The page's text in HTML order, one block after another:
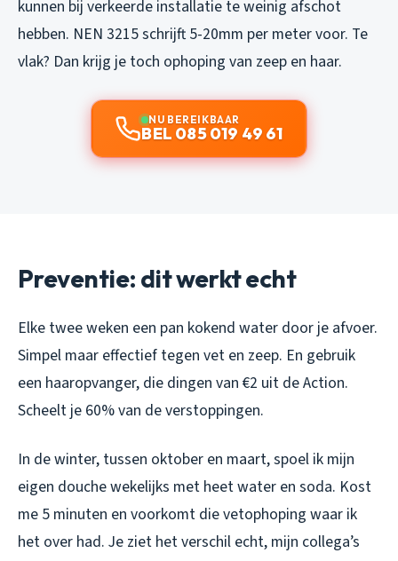
kunnen bij verkeerde installatie te weinig afschot
hebben. NEN 3215 schrijft 5-20mm per meter voor. Te
vlak? Dan krijg je toch ophoping van zeep en haar.
NU BEREIKBAAR
BEL 085 019 49 61
Preventie: dit werkt echt
Elke twee weken een pan kokend water door je afvoer.
Simpel maar effectief tegen vet en zeep. En gebruik
een haaropvanger, die dingen van €2 uit de Action.
Scheelt je 60% van de verstoppingen.
In de winter, tussen oktober en maart, spoel ik mijn
eigen douche wekelijks met heet water en soda. Kost
me 5 minuten en voorkomt die vetophoping waar ik
het over had. Je ziet het verschil echt, mijn collega’s